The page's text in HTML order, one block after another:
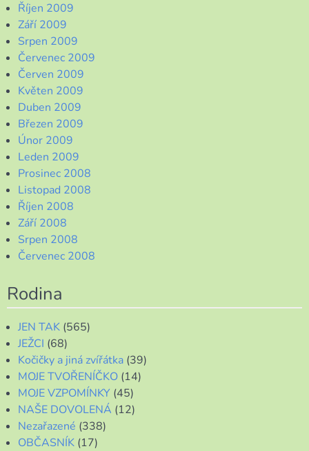
Říjen 2009
Září 2009
Srpen 2009
Červenec 2009
Červen 2009
Květen 2009
Duben 2009
Březen 2009
Únor 2009
Leden 2009
Prosinec 2008
Listopad 2008
Říjen 2008
Září 2008
Srpen 2008
Červenec 2008
Rodina
JEN TAK (565)
JEŽCI (68)
Kočičky a jiná zvířátka (39)
MOJE TVOŘENÍČKO (14)
MOJE VZPOMÍNKY (45)
NAŠE DOVOLENÁ (12)
Nezařazené (338)
OBČASNÍK (17)